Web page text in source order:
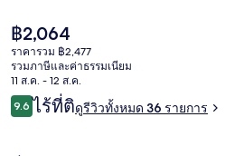
ราคา
ปัจจุบัน
฿2,064
฿2,064
ราคารวม ฿2,477
รวมภาษีและค่าธรรมเนียม
11 ส.ค. - 12 ส.ค.
รีวิว
9.69.6 จาก 10
ไร้ที่ติดูรีวิวทั้งหมด 36 รายการ